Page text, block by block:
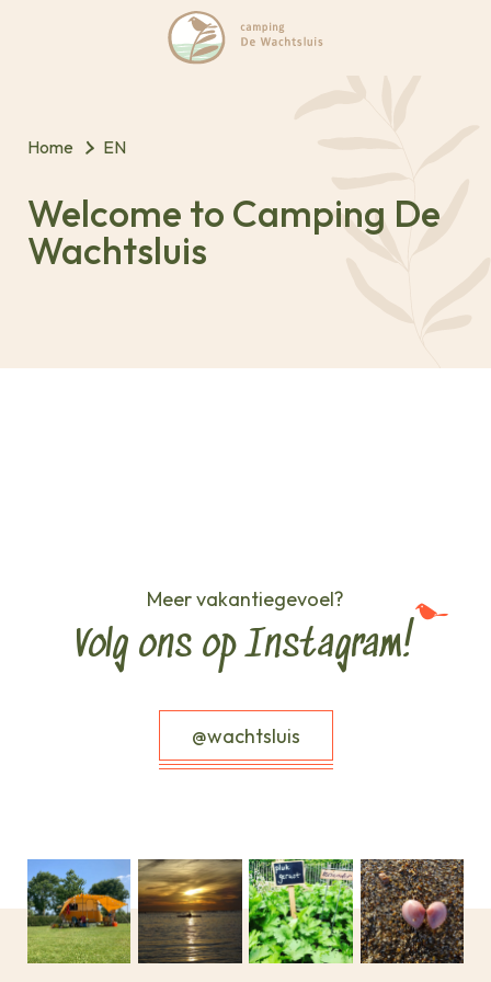
Home EN
Welcome to Camping De
Wachtsluis
Meer vakantiegevoel?
Volg ons op Instagram!
@wachtsluis